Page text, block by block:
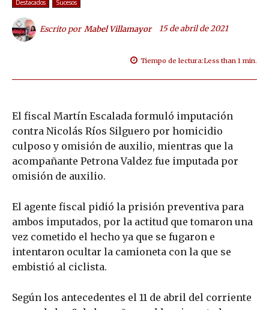
Destacados Sucesos
Escrito por Mabel Villamayor 15 de abril de 2021
Tiempo de lectura:Less than 1 min.
El fiscal Martín Escalada formuló imputación
contra Nicolás Ríos Silguero por homicidio
culposo y omisión de auxilio, mientras que la
acompañante Petrona Valdez fue imputada por
omisión de auxilio.
El agente fiscal pidió la prisión preventiva para
ambos imputados, por la actitud que tomaron una
vez cometido el hecho ya que se fugaron e
intentaron ocultar la camioneta con la que se
embistió al ciclista.
Según los antecedentes el 11 de abril del corriente